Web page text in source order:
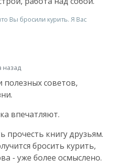
Вы бросили курить. Я Вас
назад
советов,
впечатляют.
прочесть книгу друзьям.
бросить курить,
- уже более осмыслено.